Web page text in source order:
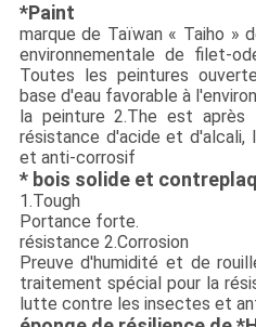
*Paint
marque de Taïwan « Taiho »
environnementale de filet-
Toutes les peintures
base d'eau favorable à
la peinture 2.The est
résistance d'acide et
et anti-corrosif
* bois solide et
1.Tough
Portance forte.
résistance 2.Corrosion
Preuve d'humidité et de
traitement spécial pour la
lutte contre les insectes et